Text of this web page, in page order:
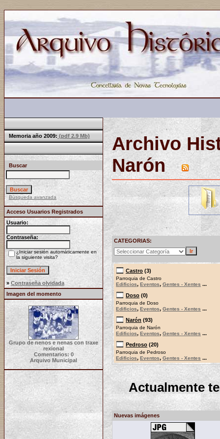
Memoria año 2009: (pdf 2.9 Mb)
Buscar
Búsqueda avanzada
Acceso Usuarios Registrados
Usuario:
Contraseña:
¿Iniciar sesión automáticamente en
la siguiente visita?
» Contraseña olvidada
Imagen del momento
Grupo de nenos e nenas con traxe
rexional
Comentarios: 0
Arquivo Municipal
Archivo
Narón
CATEGORIAS:
Castro (3)
Parroquia de Castro
Edificios, Eventos, Gentes - Xentes ...
Doso (0)
Parroquia de Doso
Edificios, Eventos, Gentes - Xentes ...
Narón (93)
Parroquia de Narón
Edificios, Eventos, Gentes - Xentes ...
Pedroso (20)
Parroquia de Pedroso
Edificios, Eventos, Gentes - Xentes ...
Actualmente
Nuevas imágenes